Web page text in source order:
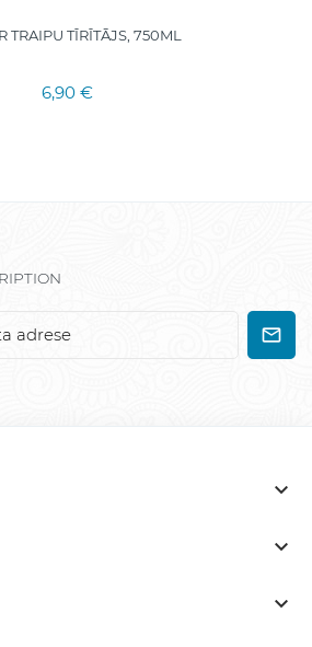
TRAIPU TĪRĪTĀJS, 750ML
6,90 €


